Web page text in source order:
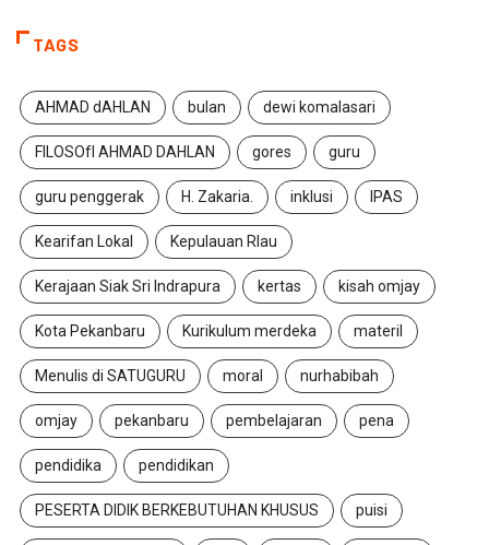
TAGS
AHMAD dAHLAN bulan dewi komalasari
FILOSOfI AHMAD DAHLAN gores guru
guru penggerak H. Zakaria. inklusi IPAS
Kearifan Lokal Kepulauan RIau
Kerajaan Siak Sri Indrapura kertas kisah omjay
Kota Pekanbaru Kurikulum merdeka materil
Menulis di SATUGURU moral nurhabibah
omjay pekanbaru pembelajaran pena
pendidika pendidikan
PESERTA DIDIK BERKEBUTUHAN KHUSUS puisi